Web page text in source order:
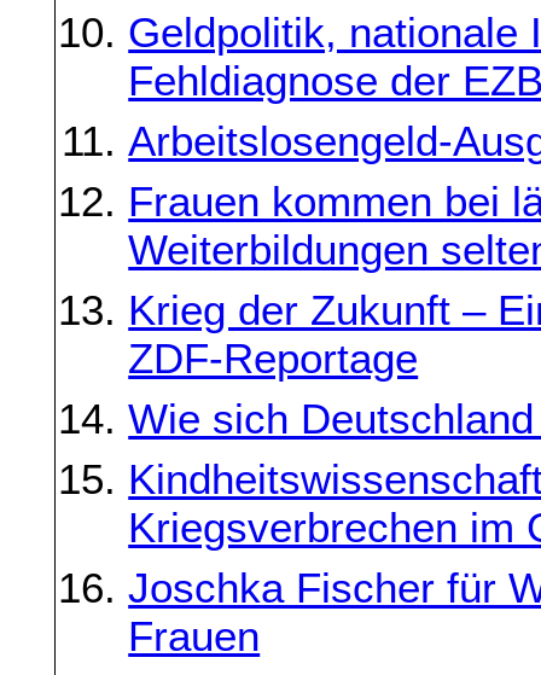
Geldpolitik, nationale
Fehldiagnose der
Arbeitslosengeld-
Frauen kommen bei
Weiterbildungen
Krieg der Zukunft –
ZDF-Reportage
Wie sich
Kriegsverbrechen im
Joschka Fischer für
Frauen